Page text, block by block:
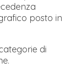
posto in
di